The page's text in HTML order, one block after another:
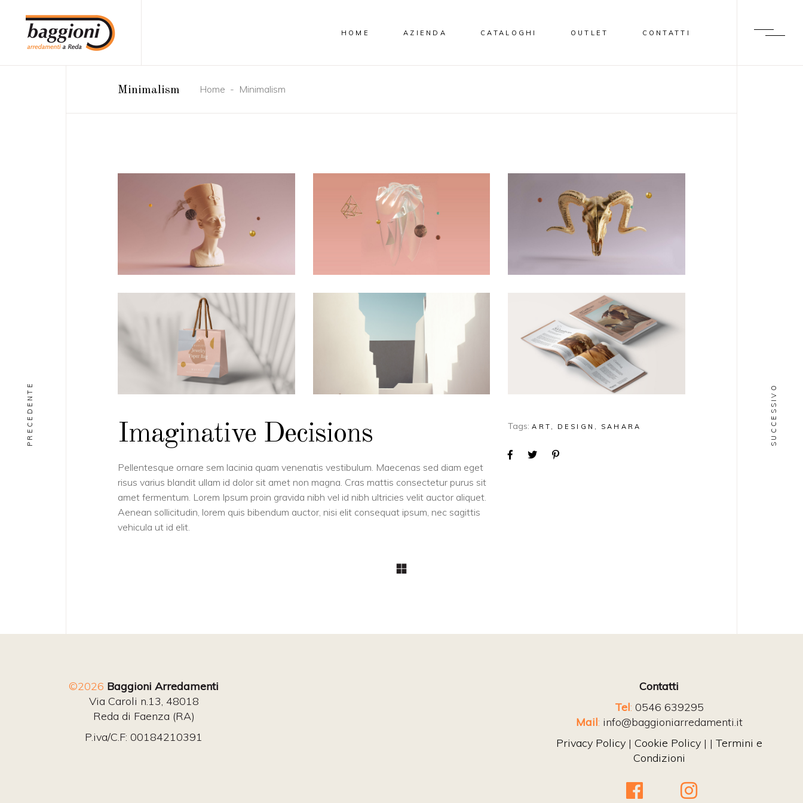
HOME AZIENDA CATALOGHI OUTLET CONTATTI
Minimalism Home - Minimalism
Imaginative Decisions
Pellentesque ornare sem lacinia quam venenatis vestibulum. Maecenas sed diam eget
risus varius blandit ullam id dolor sit amet non magna. Cras mattis consectetur purus sit
amet fermentum. Lorem Ipsum proin gravida nibh vel id nibh ultricies velit auctor aliquet.
Aenean sollicitudin, lorem quis bibendum auctor, nisi elit consequat ipsum, nec sagittis
vehicula ut id elit.
Tags: ART DESIGN SAHARA
PRECEDENTE SUCCESSIVO
©2026 Baggioni Arredamenti
Via Caroli n.13, 48018
Reda di Faenza (RA)
P.iva/C.F: 00184210391
Contatti
Tel: 0546 639295
Mail: info@baggioniarredamenti.it
Privacy Policy| Cookie Policy| | Termini e
Condizioni